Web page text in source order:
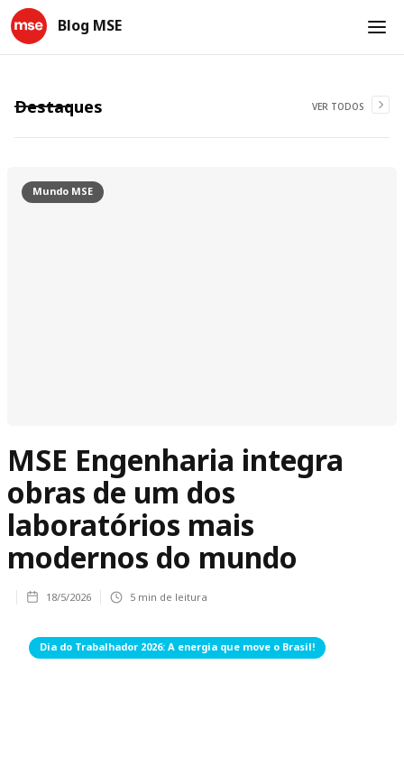
Blog MSE
Destaques VER TODOS
Mundo MSE
MSE Engenharia integra
obras de um dos
laboratórios mais
modernos do mundo
18/5/2026 5 min de leitura
Dia do Trabalhador 2026: A energia que move o Brasil!